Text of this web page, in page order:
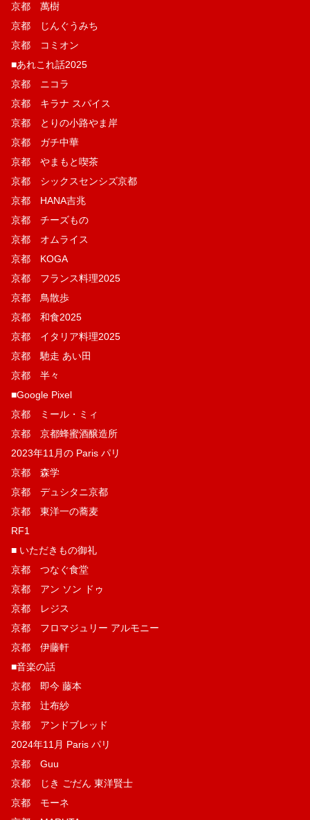
京都 萬樹
京都 じんぐうみち
京都 コミオン
■あれこれ話2025
京都 ニコラ
京都 キラナ スパイス
京都 とりの小路やま岸
京都 ガチ中華
京都 やまもと喫茶
京都 シックスセンシズ京都
京都 HANA吉兆
京都 チーズもの
京都 オムライス
京都 KOGA
京都 フランス料理2025
京都 鳥散歩
京都 和食2025
京都 イタリア料理2025
京都 馳走 あい田
京都 半々
■Google Pixel
京都 ミール・ミィ
京都 京都蜂蜜酒醸造所
2023年11月の Paris パリ
京都 森学
京都 デュシタニ京都
京都 東洋一の蕎麦
RF1
■ いただきもの御礼
京都 つなぐ食堂
京都 アン ソン ドゥ
京都 レジス
京都 フロマジュリー アルモニー
京都 伊藤軒
■音楽の話
京都 即今 藤本
京都 辻布紗
京都 アンドブレッド
2024年11月 Paris パリ
京都 Guu
京都 じき ごだん 東洋賢士
京都 モーネ